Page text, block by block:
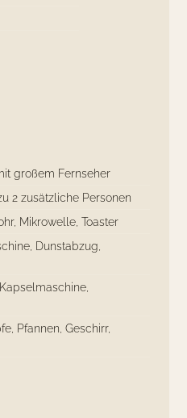
großem Fernseher
2 zusätzliche Personen
Mikrowelle, Toaster
Dunstabzug,
Pfannen, Geschirr,